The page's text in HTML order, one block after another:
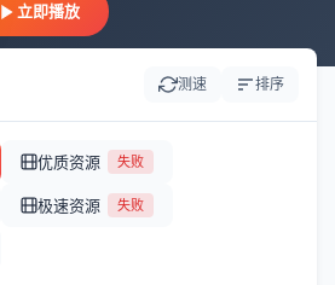
立即播放
测速 排序
优质资源 失败
极速资源 失败